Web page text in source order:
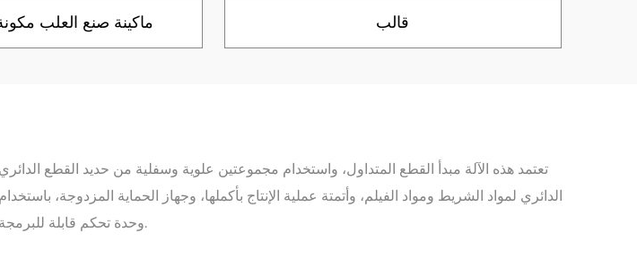
ماكينة صنع العلب قالب
تعتمد هذه الآلة مبدأ القطع المتداول، واستخدام مجموعتين علوية وسفلية من حديد القطع الدائري
الدائري لمواد الشريط ومواد الفيلم، وأتمتة عملية الإنتاج بأكملها، وجهاز الحماية المزدوجة، باستخدام
وحدة تحكم قابلة للبرمجة.